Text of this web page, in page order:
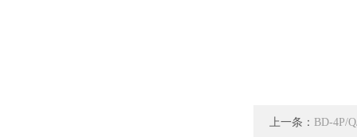
上一条： BD-4P/